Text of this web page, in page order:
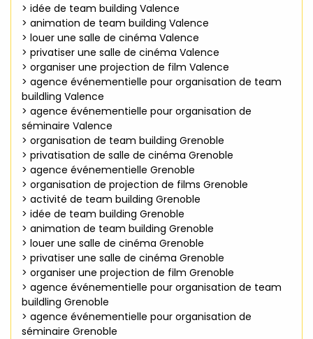
> idée de team building Valence
> animation de team building Valence
> louer une salle de cinéma Valence
> privatiser une salle de cinéma Valence
> organiser une projection de film Valence
> agence événementielle pour organisation de team
buildling Valence
> agence événementielle pour organisation de
séminaire Valence
> organisation de team building Grenoble
> privatisation de salle de cinéma Grenoble
> agence événementielle Grenoble
> organisation de projection de films Grenoble
> activité de team building Grenoble
> idée de team building Grenoble
> animation de team building Grenoble
> louer une salle de cinéma Grenoble
> privatiser une salle de cinéma Grenoble
> organiser une projection de film Grenoble
> agence événementielle pour organisation de team
buildling Grenoble
> agence événementielle pour organisation de
séminaire Grenoble